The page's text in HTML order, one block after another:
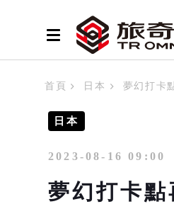
首頁 日本 夢幻打卡
日本
2023-08-16 09:00
夢幻打卡